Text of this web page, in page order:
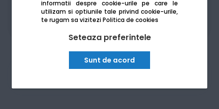
informatii despre cookie-urile pe care le
utilizam si optiunile tale privind cookie-urile,
te rugam sa viziteziPolitica de cookies
Seteaza preferintele
Sunt de acord
Produsele sunt disponibile pe platforma de
achizitii publiceSEAP/SICAP